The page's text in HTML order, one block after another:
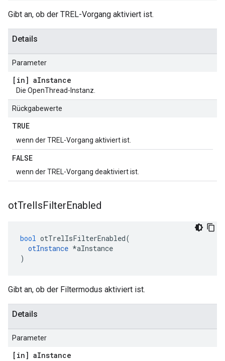
Gibt an, ob der TREL-Vorgang aktiviert ist.
Details
Parameter
[in] aInstance
Die OpenThread-Instanz.
Rückgabewerte
TRUE
wenn der TREL-Vorgang aktiviert ist.
FALSE
wenn der TREL-Vorgang deaktiviert ist.
otTrelIsFilterEnabled
bool otTrelIsFilterEnabled(
otInstance *aInstance
)
Gibt an, ob der Filtermodus aktiviert ist.
Details
Parameter
[in] aInstance